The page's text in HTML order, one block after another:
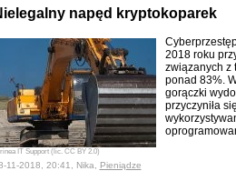
napęd kryptokoparek
IT Support (lic. CC BY 2.0)
2018 roku
związanych z
ponad 83%.
gorączki
przyczyniła
11-2018, 20:41, Nika, Pieniądze